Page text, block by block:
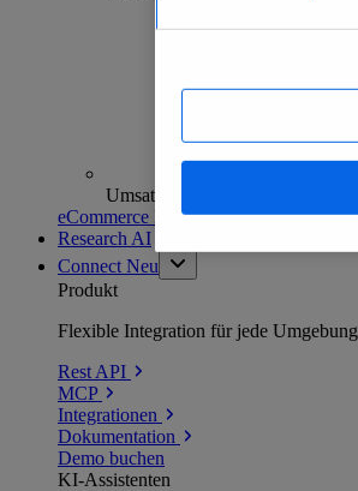
Umsatzanalysen und -prognosen
eCommerce Insights entdecken
Research AI
Connect Neu
Produkt
Flexible Integration für jede Umgebung
Rest API
MCP
Integrationen
Dokumentation
Demo buchen
KI-Assistenten